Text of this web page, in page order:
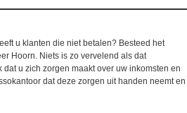
u klanten die niet betalen? Besteed het
Hoorn. Niets is zo vervelend als dat
u zich zorgen maakt over uw inkomsten en
dat deze zorgen uit handen neemt en